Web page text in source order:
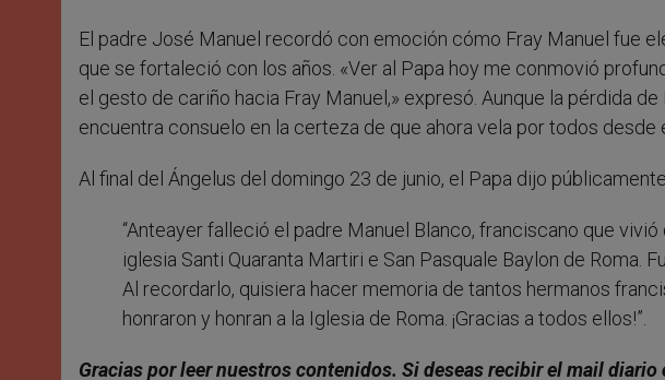
El padre José Manuel recordó con emoción cómo Fray Manuel fue
que se fortaleció con los años. «Ver al Papa hoy me conmovió
el gesto de cariño hacia Fray Manuel,» expresó. Aunque la pérdida
encuentra consuelo en la certeza de que ahora vela por todos desde
Al final del Ángelus del domingo 23 de junio, el Papa dijo
“Anteayer falleció el padre Manuel Blanco, franciscano que
iglesia Santi Quaranta Martiri e San Pasquale Baylon de Roma.
Al recordarlo, quisiera hacer memoria de tantos hermanos
honraron y honran a la Iglesia de Roma. ¡Gracias a todos ellos!”.
Gracias por leer nuestros contenidos. Si deseas recibir el mail